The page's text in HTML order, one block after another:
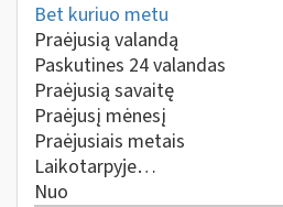
Bet kuriuo metu
Praėjusią valandą
Paskutines 24 valandas
Praėjusią savaitę
Praėjusį mėnesį
Praėjusiais metais
Laikotarpyje…
Nuo